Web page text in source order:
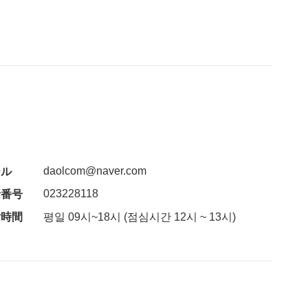
daolcom@naver.com
号
023228118
間
평일 09시~18시 (점심시간 12시 ~ 13시)